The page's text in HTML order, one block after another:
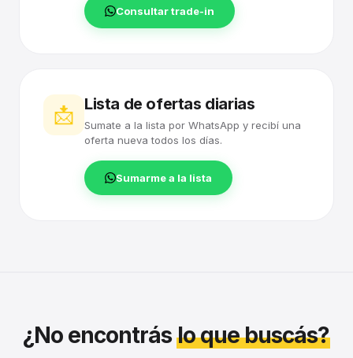
Consultar trade-in
📩 Lista de ofertas diarias
Sumate a la lista por WhatsApp y recibí una
oferta nueva todos los días.
Sumarme a la lista
¿No encontráslo que buscás?